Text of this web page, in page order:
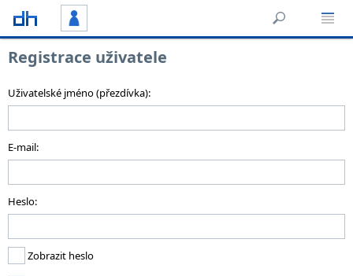
Registrace uživatele
Uživatelské jméno (přezdívka):
E-mail:
Heslo:
Zobrazit heslo